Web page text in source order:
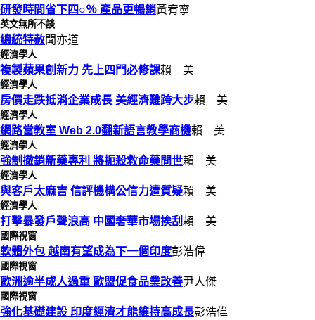
研發時間省下四○％ 產品更暢銷黃宥寧
英文無所不談
總統特赦聞亦道
經濟學人
複製蘋果創新力 先上四門必修課賴 美
經濟學人
房價走跌抵消企業成長 美經濟難跨大步賴 美
經濟學人
網路當教室 Web 2.0翻新語言教學商機賴 美
經濟學人
強制撤銷新藥專利 將扼殺救命藥問世賴 美
經濟學人
與客戶太麻吉 信評機構公信力遭質疑賴 美
經濟學人
打擊暴發戶聲浪高 中國奢華市場挨刮 賴 美
國際視窗
軟體外包 越南有望成為下一個印度彭浩偉
國際視窗
歐洲逾半成人過重 歐盟促食品業改善尹人傑
國際視窗
強化基礎建設 印度經濟才能維持高成長彭浩偉